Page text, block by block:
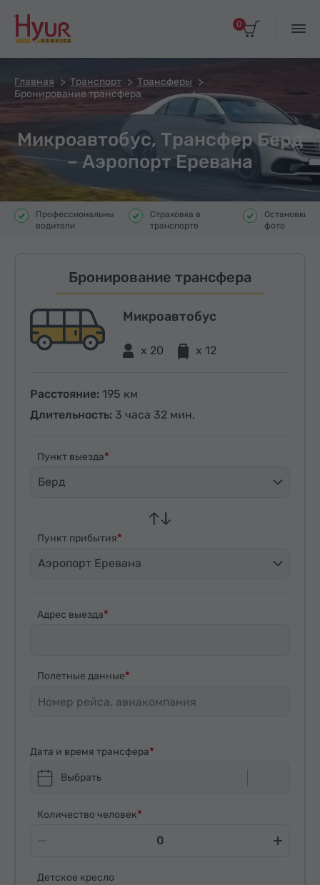
0
Главная Транспорт
Трансферы
Бронирование трансфера
Микроавтобус, Трансфер Берд
– Аэропорт Еревана
Профессиональные
водители
Страховка в
транспорте
Остановки
фото
Бронирование трансфера
Микроавтобус
x 20 x 12
Расстояние: 195 км
Длительность: 3 часа 32 мин.
Пункт выезда
Берд
Пункт прибытия
Аэропорт Еревана
Адрес выезда
Полетные данные
Дата и время трансфера
Выбрать
Количество человек
Детское кресло